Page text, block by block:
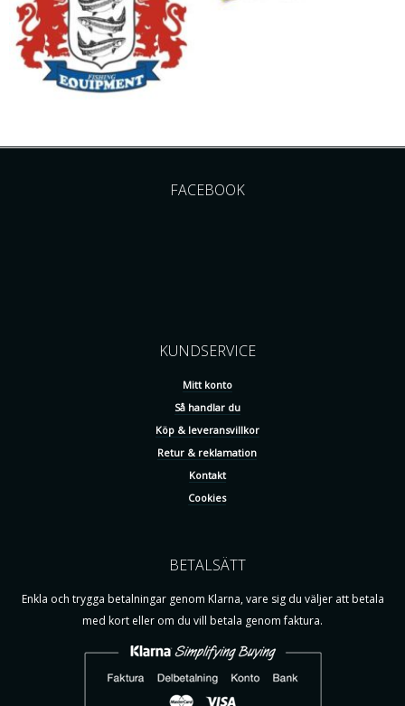
FACEBOOK
KUNDSERVICE
Mitt konto
Så handlar du
Köp & leveransvillkor
Retur & reklamation
Kontakt
Cookies
BETALSÄTT
Enkla och trygga betalningar genom Klarna, vare sig du väljer att betala
med kort eller om du vill betala genom faktura.